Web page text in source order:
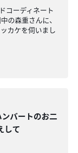
コーディネート
の森重さんに、
カケを伺いまし
バートのお二
して